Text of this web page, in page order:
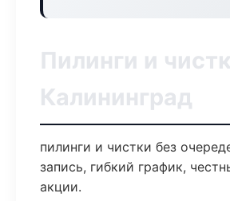
Пилинги и
Калининград
пилинги и чистки без
запись, гибкий график,
акции.